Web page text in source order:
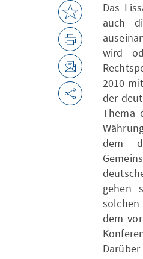
Das
auch
wird
2010
der
Thema
dem
gehen
solchen
dem